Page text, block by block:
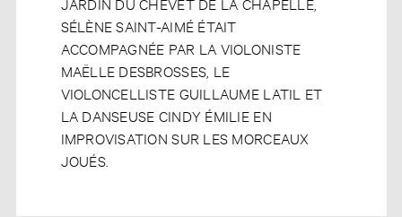
SÉLÈNE SAINT-AIMÉ ÉTAIT
ACCOMPAGNÉE PAR LA VIOLONISTE
MAËLLE DESBROSSES, LE
VIOLONCELLISTE GUILLAUME LATIL ET
LA DANSEUSE CINDY ÉMILIE EN
IMPROVISATION SUR LES MORCEAUX
JOUÉS.